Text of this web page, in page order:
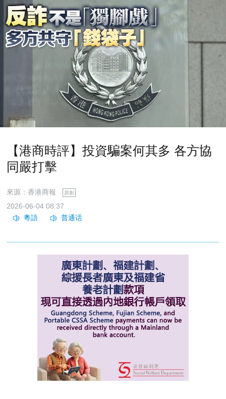
【港商時評】投資騙案何其多 各方協
同嚴打擊
來源：香港商報 原創
2026-06-04 08:37